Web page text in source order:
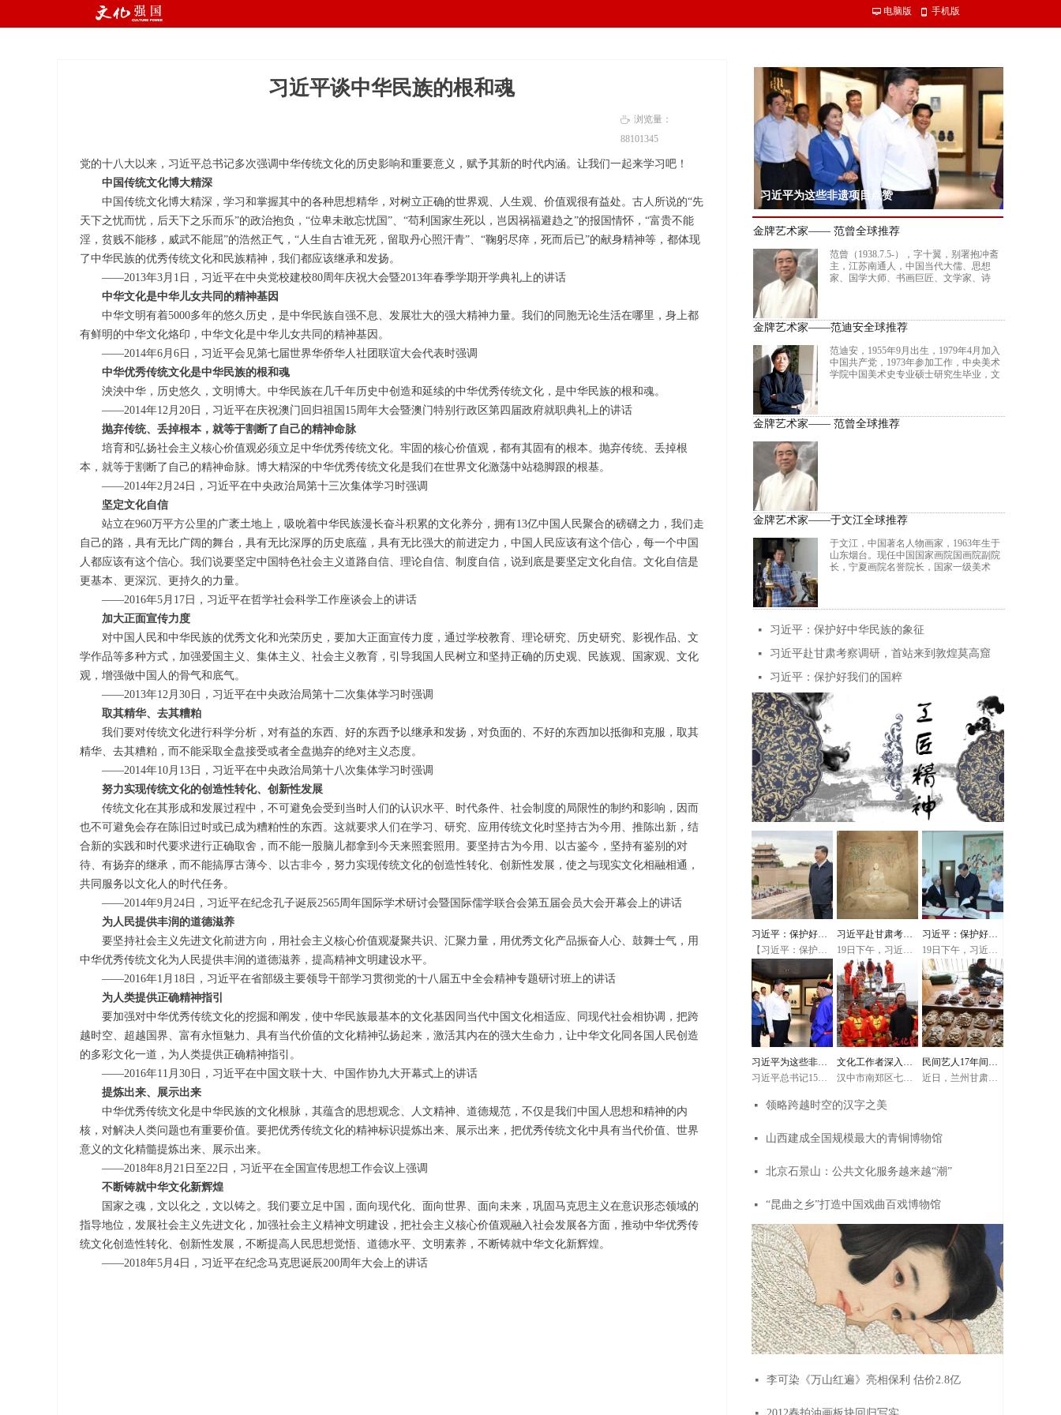
넡 电脑版 넓 手机版
党的十八大以来，习近平总书记多次强调中华传统文化的历史影响和重要意义，赋予其新的时代内涵。让我们一起来学习吧！
中国传统文化博大精深
中国传统文化博大精深，学习和掌握其中的各种思想精华，对树立正确的世界观、人生观、价值观很有益处。古人所说的“先
天下之忧而忧，后天下之乐而乐”的政治抱负，“位卑未敢忘忧国”、“苟利国家生死以，岂因祸福避趋之”的报国情怀，“富贵不能
淫，贫贱不能移，威武不能屈”的浩然正气，“人生自古谁无死，留取丹心照汗青”、“鞠躬尽瘁，死而后已”的献身精神等，都体现
了中华民族的优秀传统文化和民族精神，我们都应该继承和发扬。
——2013年3月1日，习近平在中央党校建校80周年庆祝大会暨2013年春季学期开学典礼上的讲话
中华文化是中华儿女共同的精神基因
中华文明有着5000多年的悠久历史，是中华民族自强不息、发展壮大的强大精神力量。我们的同胞无论生活在哪里，身上都
有鲜明的中华文化烙印，中华文化是中华儿女共同的精神基因。
——2014年6月6日，习近平会见第七届世界华侨华人社团联谊大会代表时强调
中华优秀传统文化是中华民族的根和魂
泱泱中华，历史悠久，文明博大。中华民族在几千年历史中创造和延续的中华优秀传统文化，是中华民族的根和魂。
——2014年12月20日，习近平在庆祝澳门回归祖国15周年大会暨澳门特别行政区第四届政府就职典礼上的讲话
抛弃传统、丢掉根本，就等于割断了自己的精神命脉
培育和弘扬社会主义核心价值观必须立足中华优秀传统文化。牢固的核心价值观，都有其固有的根本。抛弃传统、丢掉根
本，就等于割断了自己的精神命脉。博大精深的中华优秀传统文化是我们在世界文化激荡中站稳脚跟的根基。
——2014年2月24日，习近平在中央政治局第十三次集体学习时强调
坚定文化自信
站立在960万平方公里的广袤土地上，吸吮着中华民族漫长奋斗积累的文化养分，拥有13亿中国人民聚合的磅礴之力，我们走
自己的路，具有无比广阔的舞台，具有无比深厚的历史底蕴，具有无比强大的前进定力，中国人民应该有这个信心，每一个中国
人都应该有这个信心。我们说要坚定中国特色社会主义道路自信、理论自信、制度自信，说到底是要坚定文化自信。文化自信是
更基本、更深沉、更持久的力量。
——2016年5月17日，习近平在哲学社会科学工作座谈会上的讲话
加大正面宣传力度
对中国人民和中华民族的优秀文化和光荣历史，要加大正面宣传力度，通过学校教育、理论研究、历史研究、影视作品、文
学作品等多种方式，加强爱国主义、集体主义、社会主义教育，引导我国人民树立和坚持正确的历史观、民族观、国家观、文化
观，增强做中国人的骨气和底气。
——2013年12月30日，习近平在中央政治局第十二次集体学习时强调
取其精华、去其糟粕
我们要对传统文化进行科学分析，对有益的东西、好的东西予以继承和发扬，对负面的、不好的东西加以抵御和克服，取其
精华、去其糟粕，而不能采取全盘接受或者全盘抛弃的绝对主义态度。
——2014年10月13日，习近平在中央政治局第十八次集体学习时强调
努力实现传统文化的创造性转化、创新性发展
传统文化在其形成和发展过程中，不可避免会受到当时人们的认识水平、时代条件、社会制度的局限性的制约和影响，因而
也不可避免会存在陈旧过时或已成为糟粕性的东西。这就要求人们在学习、研究、应用传统文化时坚持古为今用、推陈出新，结
合新的实践和时代要求进行正确取舍，而不能一股脑儿都拿到今天来照套照用。要坚持古为今用、以古鉴今，坚持有鉴别的对
待、有扬弃的继承，而不能搞厚古薄今、以古非今，努力实现传统文化的创造性转化、创新性发展，使之与现实文化相融相通，
共同服务以文化人的时代任务。
——2014年9月24日，习近平在纪念孔子诞辰2565周年国际学术研讨会暨国际儒学联合会第五届会员大会开幕会上的讲话
为人民提供丰润的道德滋养
要坚持社会主义先进文化前进方向，用社会主义核心价值观凝聚共识、汇聚力量，用优秀文化产品振奋人心、鼓舞士气，用
中华优秀传统文化为人民提供丰润的道德滋养，提高精神文明建设水平。
——2016年1月18日，习近平在省部级主要领导干部学习贯彻党的十八届五中全会精神专题研讨班上的讲话
为人类提供正确精神指引
要加强对中华优秀传统文化的挖掘和阐发，使中华民族最基本的文化基因同当代中国文化相适应、同现代社会相协调，把跨
越时空、超越国界、富有永恒魅力、具有当代价值的文化精神弘扬起来，激活其内在的强大生命力，让中华文化同各国人民创造
的多彩文化一道，为人类提供正确精神指引。
——2016年11月30日，习近平在中国文联十大、中国作协九大开幕式上的讲话
提炼出来、展示出来
中华优秀传统文化是中华民族的文化根脉，其蕴含的思想观念、人文精神、道德规范，不仅是我们中国人思想和精神的内
核，对解决人类问题也有重要价值。要把优秀传统文化的精神标识提炼出来、展示出来，把优秀传统文化中具有当代价值、世界
意义的文化精髓提炼出来、展示出来。
——2018年8月21日至22日，习近平在全国宣传思想工作会议上强调
不断铸就中华文化新辉煌
国家之魂，文以化之，文以铸之。我们要立足中国，面向现代化、面向世界、面向未来，巩固马克思主义在意识形态领域的
指导地位，发展社会主义先进文化，加强社会主义精神文明建设，把社会主义核心价值观融入社会发展各方面，推动中华优秀传
统文化创造性转化、创新性发展，不断提高人民思想觉悟、道德水平、文明素养，不断铸就中华文化新辉煌。
——2018年5月4日，习近平在纪念马克思诞辰200周年大会上的讲话
ꄘ 浏览量：
88101345
习近平谈中华民族的根和魂
习近平为这些非遗项目点赞
习近平总书记15日赴内蒙古自治区考察调研。在赤峰博物馆，习近平了
沿革，同古典民族史诗《格萨（斯）尔》非物质文化遗产传承人亲切交
金牌艺术家—— 范曾全球推荐
范曾（1938.7.5-），字十翼，别署抱冲斋
主，江苏南通人，中国当代大儒、思想
家、国学大师、书画巨匠、文学家、诗
国教科文组织“多元文化特别顾问”，英国
伯塔大学荣誉文学博士。是当代中国集诗
书画、文史哲、儒释道于一身的文化大
家，平生著作等身，已出版一百六十余种
金牌艺术家——范迪安全球推荐
范迪安，1955年9月出生，1979年4月加入
中国共产党，1973年参加工作，中央美术
学院中国美术史专业硕士研究生毕业，文
中国美术馆党委副书记。2014年任中央美
金牌艺术家—— 范曾全球推荐
金牌艺术家——于文江全球推荐
于文江，中国著名人物画家，1963年生于
山东烟台。现任中国国家画院国画院副院
长，宁夏画院名誉院长，国家一级美术
员，中国艺术研究院中国画院研究员，中
国美协会员 ，中国画学会理事，澳门科技
大学人文艺术学院博士生导师，法国鲁拉
德骑士团成员，于文江工作室导师。
넷 习近平：保护好中华民族的象征
넷 习近平赴甘肃考察调研，首站来到敦煌莫高窟
넷 习近平：保护好我们的国粹
习近平：保护好中
华民族的象征
【习近平：保护好
中华民族的象征】
正在甘肃考察的习
近平总书记20日上
午来到嘉峪关关
城，察看关隘、建
筑布局和山川形
势，听取长城文物
遗产保护和历史文
化传承弘扬情况介
绍。习近平强调，
起中国，就会想起
万里长城；提起中
华文明，也会想起
长江、黄河等都是
中华民族的重要象
神的重要标志。我
们一定要重视历史
生生不息的根脉。
（文字记者：张晓
者：鞠鹏、谢环
驰）
习近平赴甘肃考察
调研，首站来到敦
煌莫高窟
19日下午，习近平
总书记在敦煌研究
院同有关专家、学
者和文化单位代表
座谈时，甘肃省文
联原副主席苏孝林
汇报了《丝路花
雨》《大漠敦煌》
等大型文化作品的
创作和演出过程，
习近平详细询问演
他强调，对优秀传
统文化的传承弘扬
要给予支持和扶
国粹。敦煌文化展
示了中华民族的文
自信的文明才能在
保持自己特色的同
成果。今天我们要
铸就中华文化新辉
大的胸怀，更加广
泛地开展同各国的
极主动学习借鉴世
界一切优秀文明成
果。他勉励文化工
作者讲好敦煌故
事，传播好中国声
音，努力为构建“一
带一路”服务。（文
字记者：张晓松、
朱基钗 摄影记者：
鞠鹏、谢环驰）
习近平：保护好我
们的国粹
19日下午，习近平
总书记在敦煌研究
院同有关专家、学
者和文化单位代表
座谈时，甘肃省文
联原副主席苏孝林
汇报了《丝路花
雨》《大漠敦煌》
等大型文化作品的
创作和演出过程，
习近平详细询问演
他强调，对优秀传
统文化的传承弘扬
要给予支持和扶
自信的文明才能在
保持自己特色的同
成果。今天我们要
铸就中华文化新辉
大的胸怀，更加广
泛地开展同各国的
极主动学习借鉴世
界一切优秀文明成
果。他勉励文化工
作者讲好敦煌故
事，传播好中国声
音，努力为构建“一
带一路”服务。（文
字记者：张晓松、
朱基钗 摄影记者：
鞠鹏、谢环驰）
习近平为这些非遗
项目点赞
习近平总书记15日
察调研。在赤峰博
物馆，习近平了解
诗《格萨（斯）
尔》非物质文化遗
谈。
文化工作者深入群
众才能有“生
活”——记汉中市南
汉中市南郑区七鸭
西8公里处，这个山
沟沟里的小村子只
在这几年在村容村
貌方面发生了翻天
些成绩，得益于当
地政府和各级部门
不开。他就是南郑
区文化馆馆长王庆
民间艺人17年间制
作2000多张傩面具
近日，兰州甘肃民
张傩面具，从封神
演义中的神话人物
表人物再到民间传
说等，他都要仔细
面具的寓意，然后
画创作稿，湿木头
磨，上色，每一道
工序都严格要求。
傩面具是中国傩文
化的重要组成部
分，它用于傩仪、
傩舞、傩戏。傩面
具种类众多，造型
各异，均为杨柳木
和香樟木所雕，然
后敷彩上漆，表现
出粗犷朴拙、庄典
华丽。
넷 李可染《万山红遍》亮相保利 估价2.8亿
넷 领略跨越时空的汉字之美
넷 山西建成全国规模最大的青铜博物馆
넷 北京石景山：公共文化服务越来越“潮”
넷 “昆曲之乡”打造中国戏曲百戏博物馆